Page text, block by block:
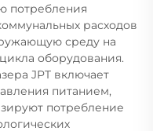
потребления
расходов
среду на
оборудования.
JPT включает
питанием,
потребление